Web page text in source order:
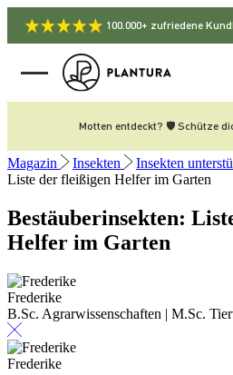
100.000+ zufriedene
Motten entdeckt? 🛡️ Schütze
Magazin Insekten Insekten
Liste der fleißigen Helfer im Garten
Bestäuberinsekten:
Helfer im Garten
Frederike
B.Sc. Agrarwissenschaften | M.Sc.
Frederike